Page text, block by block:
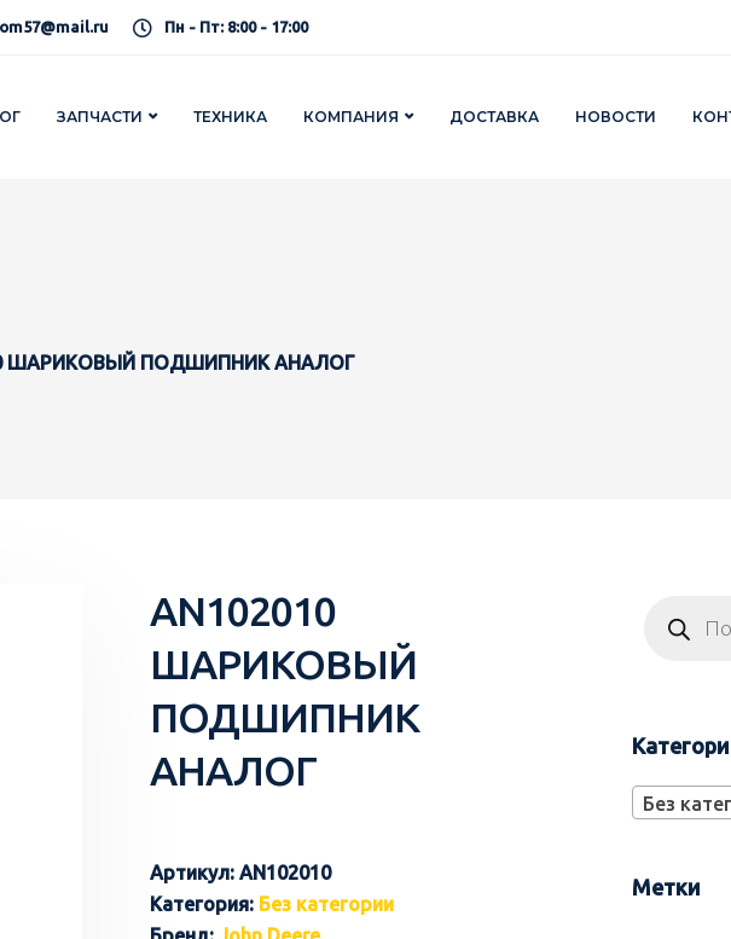
Пн - Пт: 8:00 - 17:00
ЗАПЧАСТИ ТЕХНИКА КОМПАНИЯ ДОСТАВКА НОВОСТИ
ШАРИКОВЫЙ ПОДШИПНИК АНАЛОГ
AN102010
ШАРИКОВЫЙ
ПОДШИПНИК
АНАЛОГ
Артикул: AN102010
Категория: Без категории
Без
Метки